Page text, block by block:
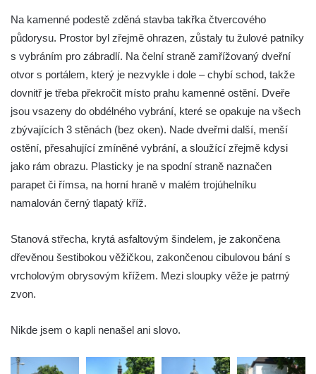
Kaple na křižovatce ulic Budějovická a
Dělnická v Kamenném Újezdě
Bývalý kostel svatých Filipa a Jakuba na
náměstí J. V. Kamarýta ve Velešíně
Kaple na hřbitově ve Velešíně
Márnice na hřbitově ve Velešíně
Kostel svatého Václava ve Velešíně
Kostel svatého Ducha v poutním areálu
Křížová cesta Římov – XXV. kaple – Boží
hrob
Křížová cesta Římov – XXIV. kaple – Pieta
Cyrénský pomáhá Ježíši nést kříž
Na kamenné podestě zděná stavba takřka čtvercového
půdorysu. Prostor byl zřejmě ohrazen, zůstaly tu žulové patníky
s vybráním pro zábradlí. Na čelní straně zamřížovaný dveřní
otvor s portálem, který je nezvykle i dole – chybí schod, takže
dovnitř je třeba překročit místo prahu kamenné ostění. Dveře
jsou vsazeny do obdélného vybrání, které se opakuje na všech
zbývajících 3 stěnách (bez oken). Nade dveřmi další, menší
ostění, přesahující zmíněné vybrání, a sloužící zřejmě kdysi
jako rám obrazu. Plasticky je na spodní straně naznačen
parapet či římsa, na horní hraně v malém trojúhelníku
namalován černý tlapatý kříž.
Stanová střecha, krytá asfaltovým šindelem, je zakončena
dřevěnou šestibokou věžičkou, zakončenou cibulovou bání s
vrcholovým obrysovým křížem. Mezi sloupky věže je patrný
zvon.
Nikde jsem o kapli nenašel ani slovo.